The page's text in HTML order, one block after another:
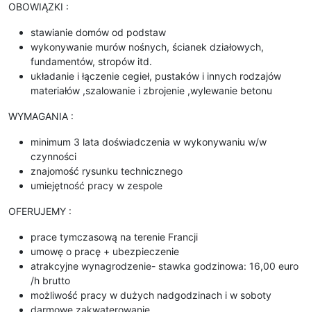
OBOWIĄZKI :
stawianie domów od podstaw
wykonywanie murów nośnych, ścianek działowych,
fundamentów, stropów itd.
układanie i łączenie cegieł, pustaków i innych rodzajów
materiałów ,szalowanie i zbrojenie ,wylewanie betonu
WYMAGANIA :
minimum 3 lata doświadczenia w wykonywaniu w/w
czynności
znajomość rysunku technicznego
umiejętność pracy w zespole
OFERUJEMY :
prace tymczasową na terenie Francji
umowę o pracę + ubezpieczenie
atrakcyjne wynagrodzenie- stawka godzinowa: 16,00 euro
/h brutto
możliwość pracy w dużych nadgodzinach i w soboty